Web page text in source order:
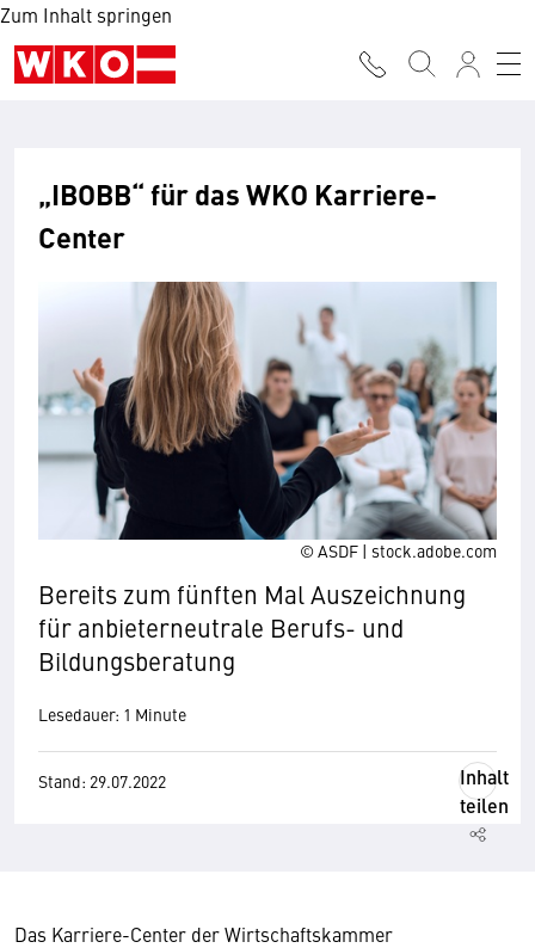
Zum Inhalt springen
© ASDF | stock.adobe.com
„IBOBB“ für das WKO Karriere-
Center
Bereits zum fünften Mal Auszeichnung
für anbieterneutrale Berufs- und
Bildungsberatung
Lesedauer: 1 Minute
Stand: 29.07.2022
Inhalt
teilen
Das Karriere-Center der Wirtschaftskammer